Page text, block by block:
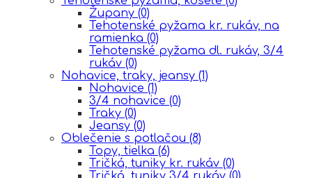
Župany (0)
Tehotenské pyžama kr. rukáv, na
ramienka (0)
Tehotenské pyžama dl. rukáv, 3/4
rukáv (0)
Nohavice, traky, jeansy (1)
Nohavice (1)
3/4 nohavice (0)
Traky (0)
Jeansy (0)
Oblečenie s potlačou (8)
Topy, tielka (6)
Tričká, tuniky kr. rukáv (0)